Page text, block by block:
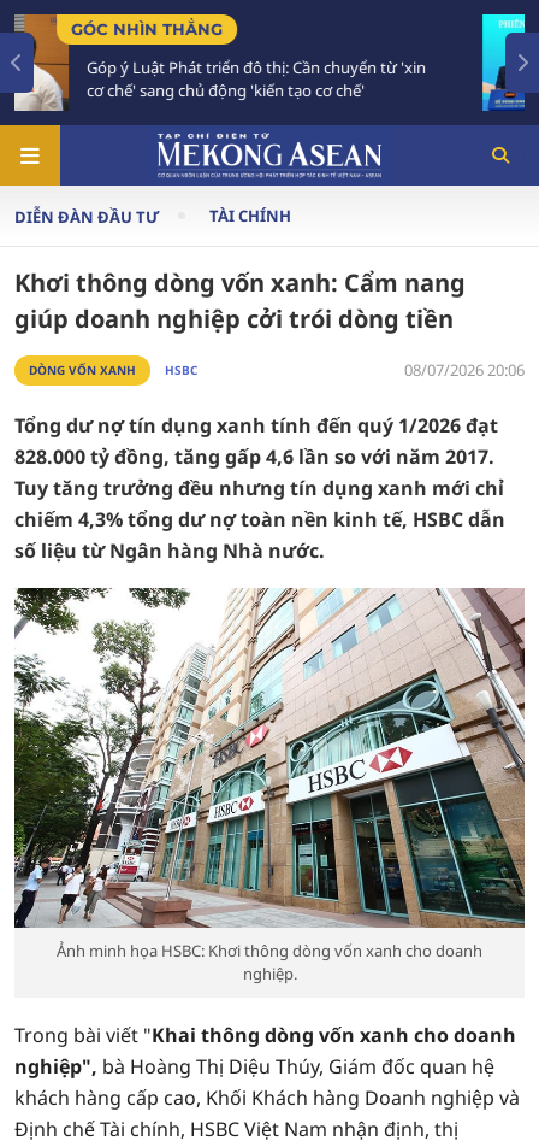
'xin
TIÊU ĐIỂM
Bế mạc Hội nghị Ngoại giao 33: Đối ngoại
vào giai đoạn hành động mới
DIỄN ĐÀN ĐẦU TƯ TÀI CHÍNH
Khơi thông dòng vốn xanh: Cẩm nang
giúp doanh nghiệp cởi trói dòng tiền
DÒNG VỐN XANH HSBC 08/07/2026 20:06
Tổng dư nợ tín dụng xanh tính đến quý 1/2026 đạt
828.000 tỷ đồng, tăng gấp 4,6 lần so với năm 2017.
Tuy tăng trưởng đều nhưng tín dụng xanh mới chỉ
chiếm 4,3% tổng dư nợ toàn nền kinh tế, HSBC dẫn
số liệu từ Ngân hàng Nhà nước.
Ảnh minh họa HSBC: Khơi thông dòng vốn xanh cho doanh
nghiệp.
Trong bài viết "Khai thông dòng vốn xanh cho doanh
nghiệp", bà Hoàng Thị Diệu Thúy, Giám đốc quan hệ
khách hàng cấp cao, Khối Khách hàng Doanh nghiệp và
Định chế Tài chính, HSBC Việt Nam nhận định, thị